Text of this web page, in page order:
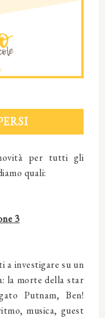
per tutti gli
quali:
3
a investigare su un
la morte della star
Putnam, Ben!
musica, guest